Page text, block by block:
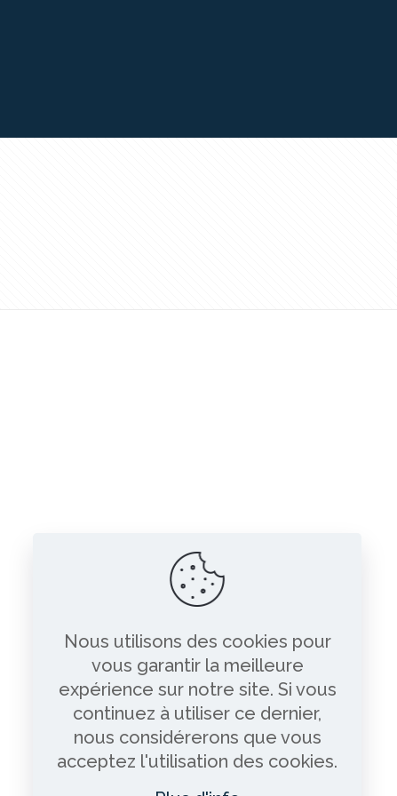
Nous utilisons des cookies pour
vous garantir la meilleure
expérience sur notre site. Si vous
continuez à utiliser ce dernier,
nous considérerons que vous
acceptez l'utilisation des cookies.